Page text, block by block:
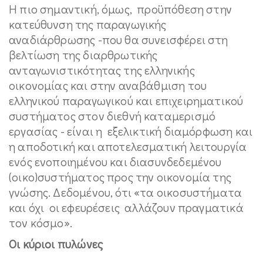
Η πιο σημαντική, όμως, προϋπόθεση στην
κατεύθυνση της παραγωγικής
αναδιάρθρωσης -που θα συνεισφέρει στη
βελτίωση της διαρθρωτικής
ανταγωνιστικότητας της ελληνικής
οικονομίας και στην αναβάθμιση του
ελληνικού παραγωγικού και επιχειρηματικού
συστήματος στον διεθνή καταμερισμό
εργασίας - είναι η εξελικτική διαμόρφωση και
η αποδοτική και αποτελεσματική λειτουργία
ενός ενοποιημένου και διασυνδεδεμένου
(οικο)συστήματος προς την οικονομία της
γνώσης. Δεδομένου, ότι «τα οικοσυστήματα
και όχι οι εφευρέσεις αλλάζουν πραγματικά
τον κόσμο».
Οι κύριοι πυλώνες